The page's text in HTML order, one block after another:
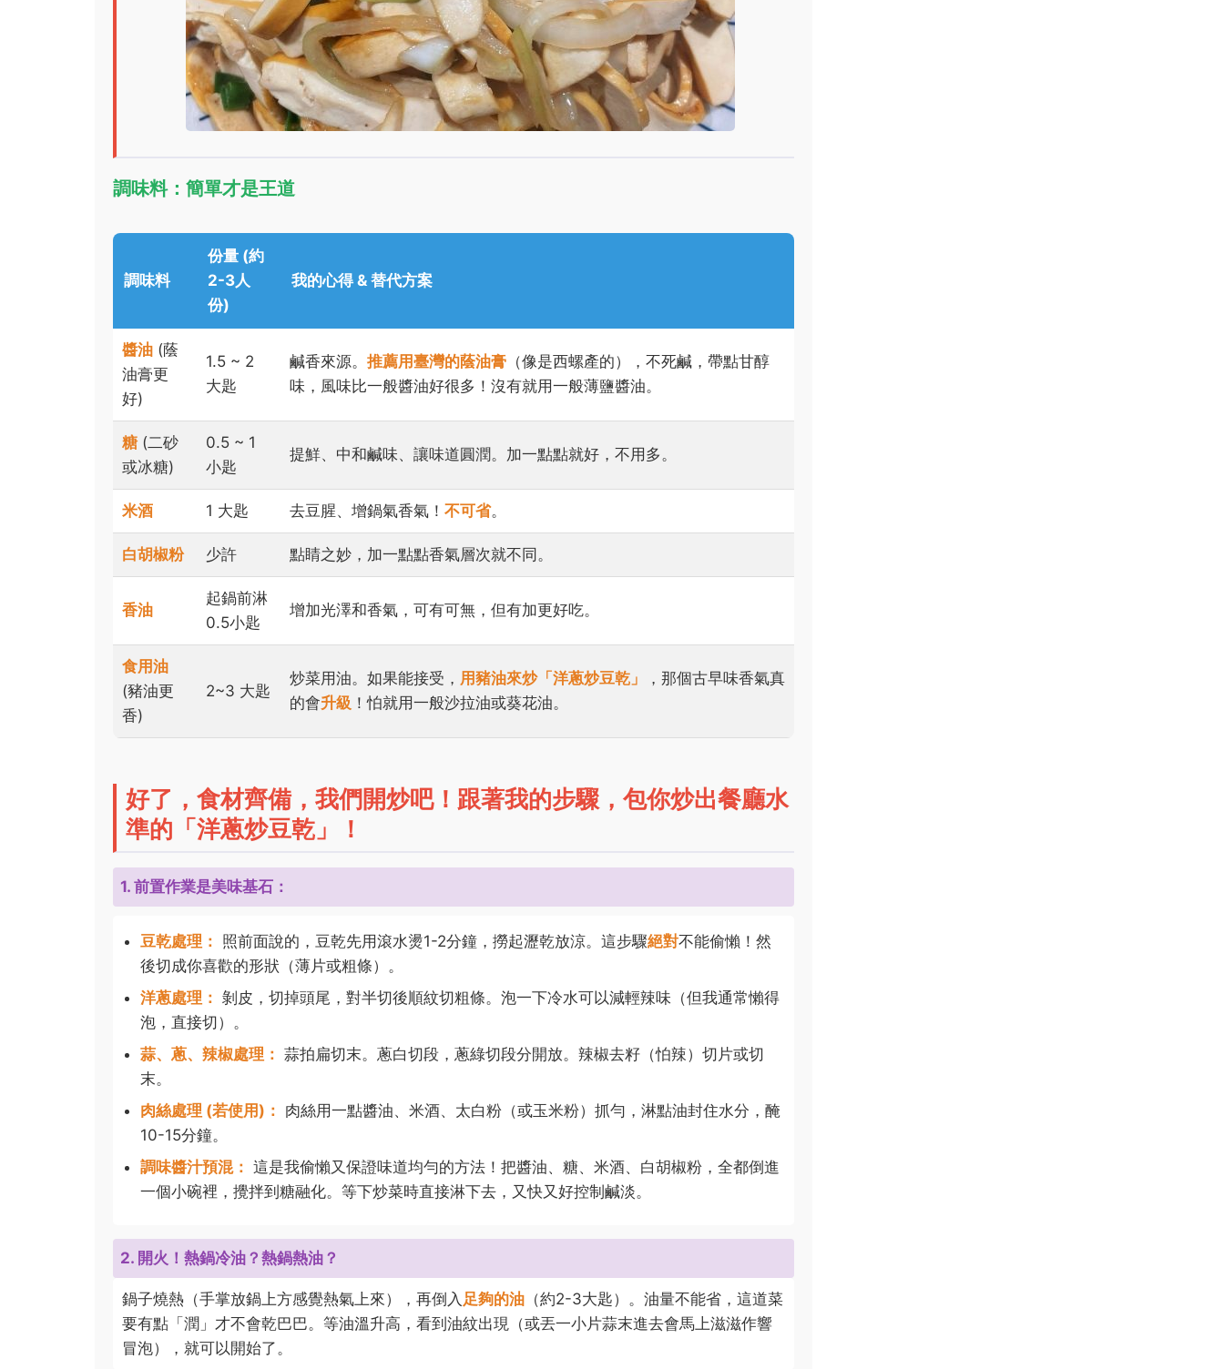
調味料：簡單才是王道
調味料
份量 (約
2-3人
份)
我的心得 & 替代方案
醬油 (蔭
油膏更
好)
1.5 ~ 2
大匙
鹹香來源。 推薦用臺灣的蔭油膏 （像是西螺產的），不死鹹，帶點甘醇
味，風味比一般醬油好很多！沒有就用一般薄鹽醬油。
糖(二砂
或冰糖)
0.5 ~ 1
小匙
提鮮、中和鹹味、讓味道圓潤。加一點點就好，不用多。
米酒 1 大匙 去豆腥、增鍋氣香氣！ 不可省。
白胡椒粉 少許 點睛之妙，加一點點香氣層次就不同。
香油
起鍋前淋
0.5小匙
增加光澤和香氣，可有可無，但有加更好吃。
食用油
(豬油更
香)
2~3 大匙
炒菜用油。如果能接受， 用豬油來炒「洋蔥炒豆乾」
，那個古早味香氣真
的會升級 ！怕就用一般沙拉油或葵花油。
好了，食材齊備，我們開炒吧！跟著我的步驟，包你炒出餐廳水
準的「洋蔥炒豆乾」！
1. 前置作業是美味基石：
豆乾處理： 照前面說的，豆乾先用滾水燙1-2分鐘，撈起瀝乾放涼。這步驟絕對不能偷懶！然
後切成你喜歡的形狀（薄片或粗條）。
洋蔥處理： 剝皮，切掉頭尾，對半切後順紋切粗條。泡一下冷水可以減輕辣味（但我通常懶得
泡，直接切）。
蒜、蔥、辣椒處理： 蒜拍扁切末。蔥白切段，蔥綠切段分開放。辣椒去籽（怕辣）切片或切
末。
肉絲處理 (若使用)： 肉絲用一點醬油、米酒、太白粉（或玉米粉）抓勻，淋點油封住水分，醃
10-15分鐘。
調味醬汁預混： 這是我偷懶又保證味道均勻的方法！把醬油、糖、米酒、白胡椒粉，全都倒進
一個小碗裡，攪拌到糖融化。等下炒菜時直接淋下去，又快又好控制鹹淡。
2. 開火！熱鍋冷油？熱鍋熱油？
鍋子燒熱（手掌放鍋上方感覺熱氣上來），再倒入 足夠的油 （約2-3大匙）。油量不能省，這道菜
要有點「潤」才不會乾巴巴。等油溫升高，看到油紋出現（或丟一小片蒜末進去會馬上滋滋作響
冒泡），就可以開始了。